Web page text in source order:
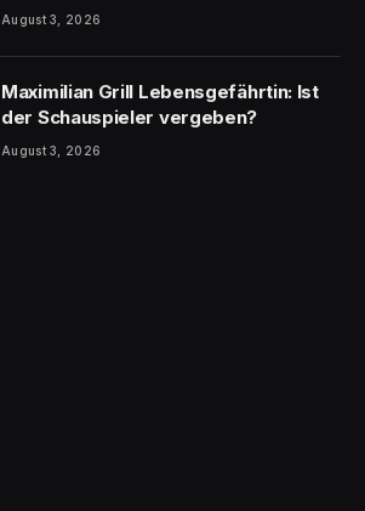
August 3, 2026
Maximilian Grill Lebensgefährtin: Ist
der Schauspieler vergeben?
August 3, 2026